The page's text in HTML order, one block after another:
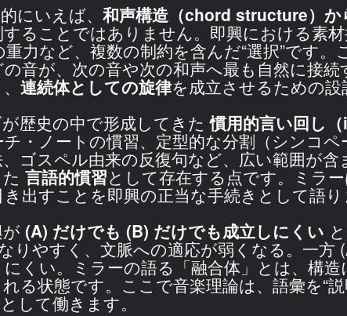
にいえば、 和声構造（chord structure）か
ることではありません。即興における素
力など、複数の制約を含んだ“選択”です
音が、次の音や次の和声へ最も自然に接続
連続体としての旋律を成立させるための設
歴史の中で形成してきた慣用的言い回し
・ノートの慣習、定型的な分割（シンコ
ゴスペル由来の反復句など、広い範囲が
言語的慣習として存在する点です。ミラ
出すことを即興の正当な手続きとして語り
(A) だけでも (B) だけでも成立しにくい
りやすく、文脈への適応が弱くなる。一
くい。ミラーの語る「融合体」とは、構
る状態です。ここで音楽理論は、語彙を“
して働きます。